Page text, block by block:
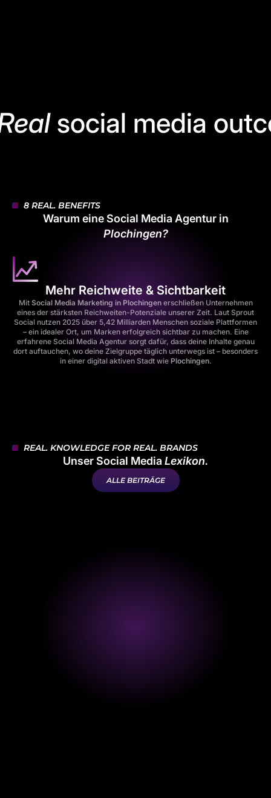
social media
8 REAL. BENEFITS
Warum eine Social Media Agentur in
Plochingen?
Mehr Reichweite & Sichtbarkeit
Mit Social Media Marketing in Plochingenerschließen Unternehmen
eines der stärksten Reichweiten-Potenziale unserer Zeit. Laut Sprout
Social nutzen 2025 über 5,42 Milliarden Menschen soziale Plattformen
– ein idealer Ort, um Marken erfolgreich sichtbar zu machen. Eine
erfahrene Social Media Agentur sorgt dafür, dass deine Inhalte genau
dort auftauchen, wo deine Zielgruppe täglich unterwegs ist – besonders
in einer digital aktiven Stadt wie Plochingen.
REAL. KNOWLEDGE FOR REAL. BRANDS
Unser Social Media Lexikon.
ALLE BEITRÄGE